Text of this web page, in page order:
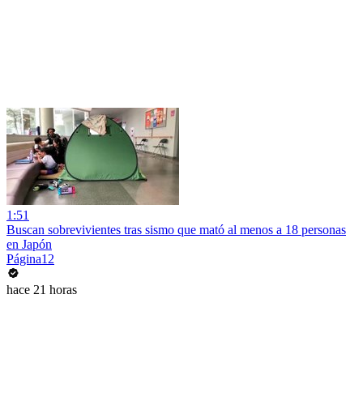
1:51
Buscan sobrevivientes tras sismo que mató al menos a 18 personas
en Japón
Página12
hace 21 horas